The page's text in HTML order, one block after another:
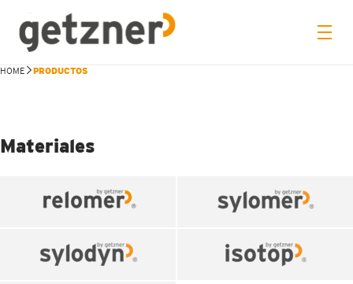
HOME PRODUCTOS
Materiales